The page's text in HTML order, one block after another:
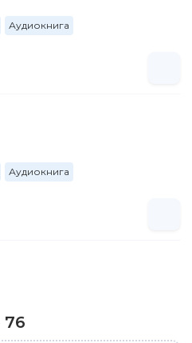
Аудиокнига
Аудиокнига
76